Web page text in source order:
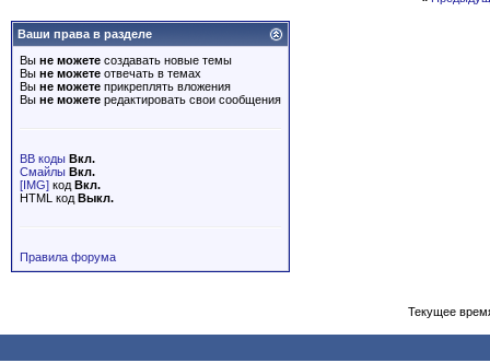
Ваши права в разделе
Вы не можете создавать новые темы
Вы не можете отвечать в темах
Вы не можете прикреплять вложения
Вы не можете редактировать свои сообщения
BB коды Вкл.
Смайлы Вкл.
[IMG] код Вкл.
HTML код Выкл.
Правила форума
Текущее